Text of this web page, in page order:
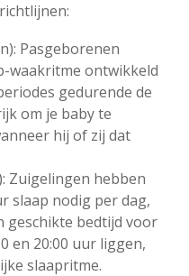
Pasgeborenen
waakritme ontwikkeld
gedurende de
om je baby te
hij of zij dat
Zuigelingen hebben
slaap nodig per dag,
geschikte bedtijd voor
en 20:00 uur liggen,
slaapritme.